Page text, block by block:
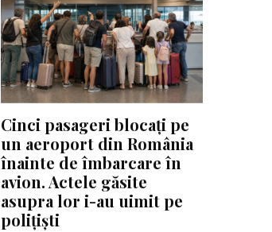
Cinci pasageri blocați pe
un aeroport din România
înainte de îmbarcare în
avion. Actele găsite
asupra lor i-au uimit pe
polițiști